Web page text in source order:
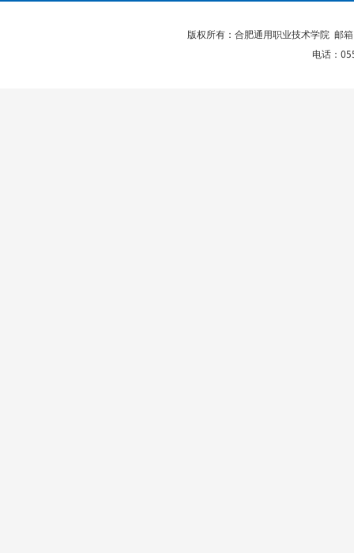
版权所有：合肥通用职业技术学院 邮
电话：